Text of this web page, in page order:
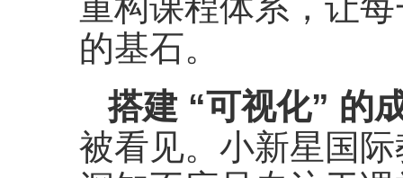
的基石。
搭建 “可视化” 的
被看见。小新星国